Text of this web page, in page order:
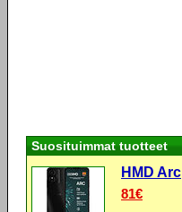
Suosituimmat tuotteet
HMD Arc
81€